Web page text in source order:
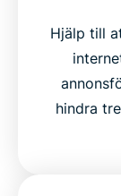
Hjälp till
hindra